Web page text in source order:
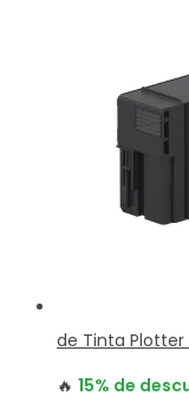
de Tinta Plotter
🔥 15% de